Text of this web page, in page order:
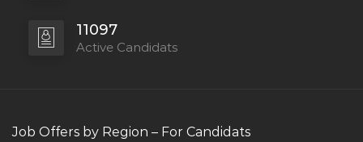
11097
Active Candidats
Job Offers by Region – For Candidats